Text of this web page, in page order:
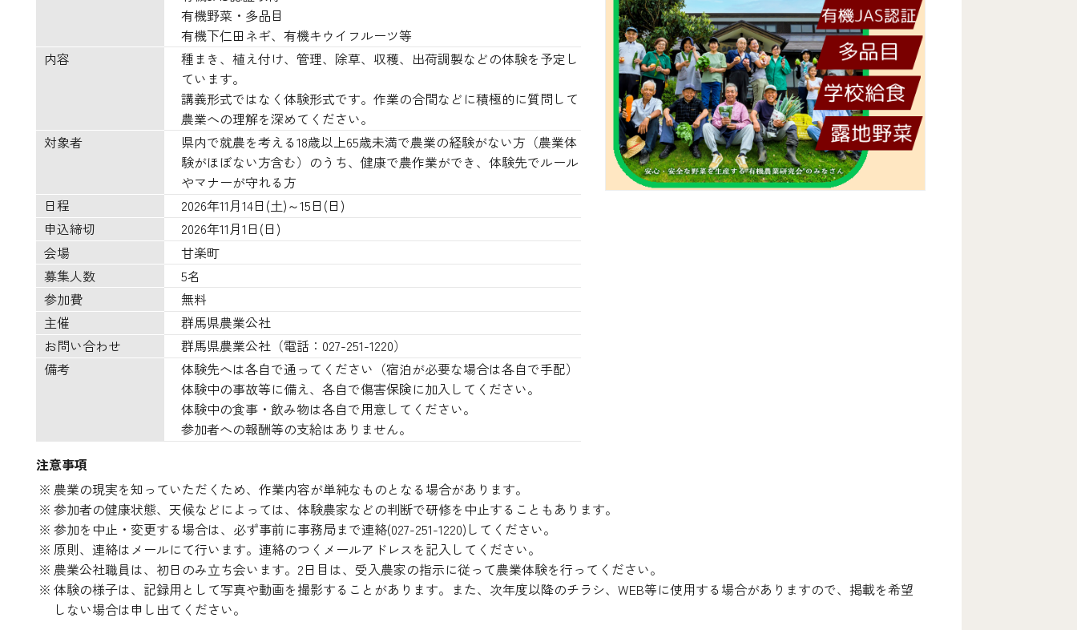
有機野菜・多品目
有機下仁田ネギ、有機キウイフルーツ等
内容
種まき、植え付け、管理、除草、収穫、出荷調製などの体験を予定し
ています。
講義形式ではなく体験形式です。作業の合間などに積極的に質問して
農業への理解を深めてください。
対象者
県内で就農を考える18歳以上65歳未満で農業の経験がない方（農業体
験がほぼない方含む）のうち、健康で農作業ができ、体験先でルール
やマナーが守れる方
日程
2026年11月14日(土)～15日(日)
申込締切
2026年11月1日(日)
会場
甘楽町
募集人数
5名
参加費
無料
主催
群馬県農業公社
お問い合わせ
群馬県農業公社（電話：027-251-1220）
備考
体験先へは各自で通ってください（宿泊が必要な場合は各自で手配）
体験中の事故等に備え、各自で傷害保険に加入してください。
体験中の食事・飲み物は各自で用意してください。
参加者への報酬等の支給はありません。
注意事項
農業の現実を知っていただくため、作業内容が単純なものとなる場合があります。
参加者の健康状態、天候などによっては、体験農家などの判断で研修を中止することもあります。
参加を中止・変更する場合は、必ず事前に事務局まで連絡(027-251-1220)してください。
原則、連絡はメールにて行います。連絡のつくメールアドレスを記入してください。
農業公社職員は、初日のみ立ち会います。2日目は、受入農家の指示に従って農業体験を行ってください。
体験の様子は、記録用として写真や動画を撮影することがあります。また、次年度以降のチラシ、WEB等に使用する場合がありますので、掲載を希望
しない場合は申し出てください。